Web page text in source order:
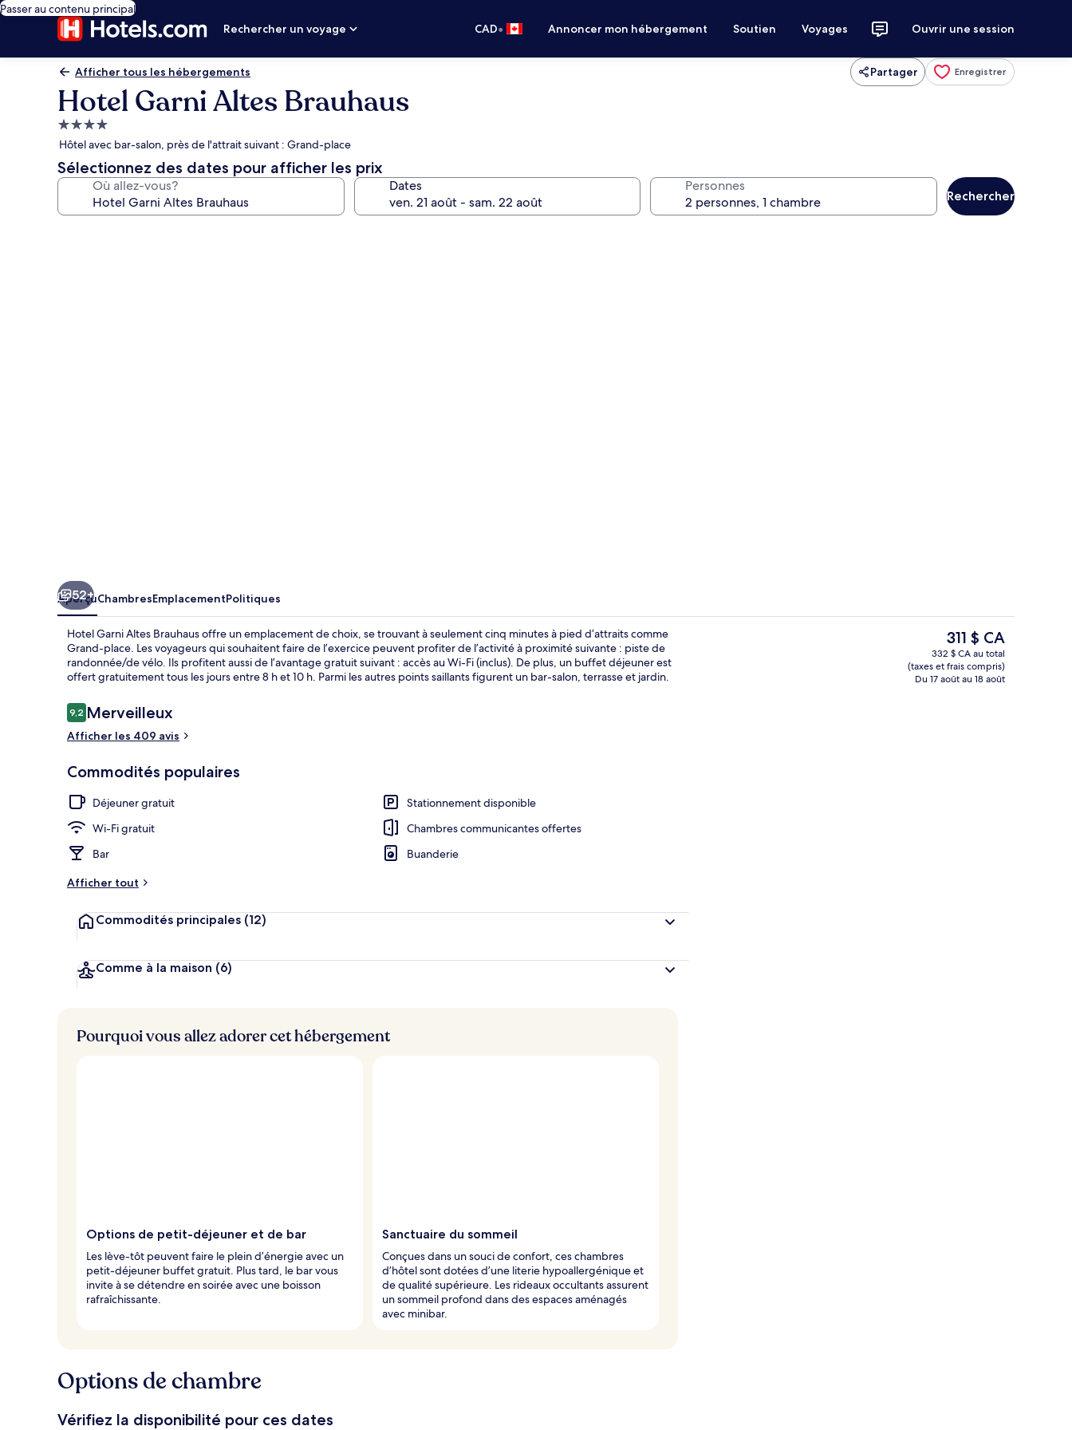
Passer au contenu principal
Rechercher un voyage
CAD• Annoncer mon hébergement Soutien Voyages Ouvrir une session
Afficher tous les hébergements Partager Enregistrer
Hotel Garni Altes Brauhaus
Hébergement
4.0 étoiles
Hôtel avec bar-salon, près de l'attrait suivant : Grand-place
Sélectionnez des dates pour afficher les prix
Où allez-vous? Dates Personnes
Rechercher
Façade de l’hébergement Buffet
52+
AperçuChambresEmplacementPolitiques
Hotel Garni Altes Brauhaus offre un emplacement de choix, se trouvant à seulement cinq minutes à pied d’attraits comme
Grand-place. Les voyageurs qui souhaitent faire de l’exercice peuvent profiter de l’activité à proximité suivante : piste de
randonnée/de vélo. Ils profitent aussi de l’avantage gratuit suivant : accès au Wi-Fi (inclus). De plus, un buffet déjeuner est
offert gratuitement tous les jours entre 8 h et 10 h. Parmi les autres points saillants figurent un bar-salon, terrasse et jardin.
Avis
9,29,2 sur 10 –
Merveilleux
Afficher les 409 avis
Commodités populaires
Déjeuner gratuit
Stationnement disponible
Wi-Fi gratuit
Chambres communicantes offertes
Bar
Buanderie
Afficher tout
Commodités principales (12)
Comme à la maison (6)
Le
prix
actuel
est
311 $ CA
332 $ CA au total
(taxes et frais compris)
Du 17 août au 18 août
Pourquoi vous allez adorer cet hébergement
Options de petit-déjeuner et de bar
Les lève-tôt peuvent faire le plein d’énergie avec un
petit-déjeuner buffet gratuit. Plus tard, le bar vous
invite à se détendre en soirée avec une boisson
rafraîchissante.
Sanctuaire du sommeil
Conçues dans un souci de confort, ces chambres
d’hôtel sont dotées d’une literie hypoallergénique et
de qualité supérieure. Les rideaux occultants assurent
un sommeil profond dans des espaces aménagés
avec minibar.
Options de chambre
Vérifiez la disponibilité pour ces dates